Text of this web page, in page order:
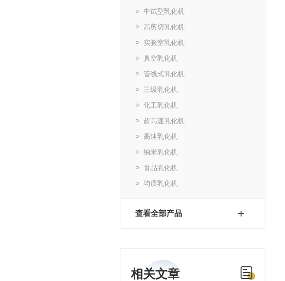
中试型乳化机
高剪切乳化机
实验室乳化机
真空乳化机
管线式乳化机
三级乳化机
化工乳化机
超高速乳化机
高速乳化机
纳米乳化机
食品乳化机
均质乳化机
查看全部产品
相关文章